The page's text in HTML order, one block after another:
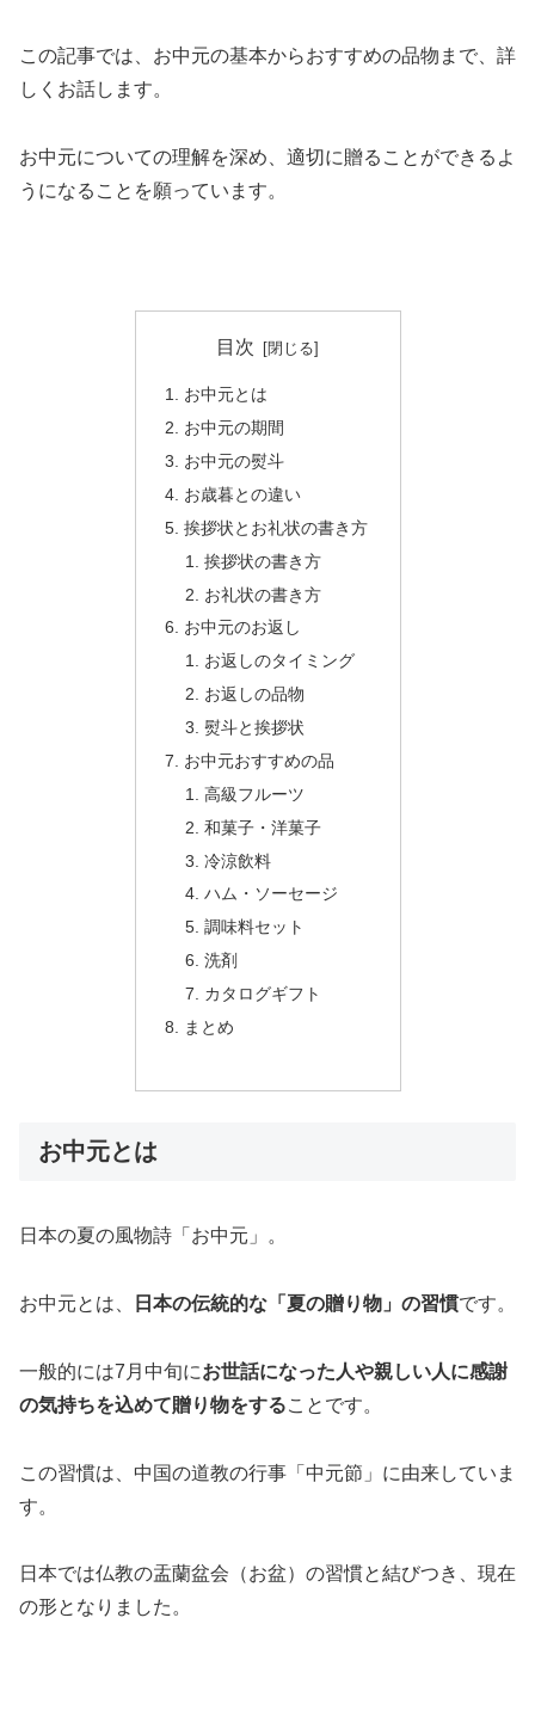
この記事では、お中元の基本からおすすめの品物まで、詳
しくお話します。
お中元についての理解を深め、適切に贈ることができるよ
うになることを願っています。
目次
お中元とは
お中元の期間
お中元の熨斗
お歳暮との違い
挨拶状とお礼状の書き方
挨拶状の書き方
お礼状の書き方
お中元のお返し
お返しのタイミング
お返しの品物
熨斗と挨拶状
お中元おすすめの品
高級フルーツ
和菓子・洋菓子
冷涼飲料
ハム・ソーセージ
調味料セット
洗剤
カタログギフト
まとめ
お中元とは
日本の夏の風物詩「お中元」。
お中元とは、 日本の伝統的な「夏の贈り物」の習慣です。
一般的には7月中旬にお世話になった人や親しい人に感謝
の気持ちを込めて贈り物をすることです。
この習慣は、中国の道教の行事「中元節」に由来していま
す。
日本では仏教の盂蘭盆会（お盆）の習慣と結びつき、現在
の形となりました。